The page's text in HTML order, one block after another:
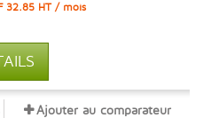
32.85 HT / mois
Ajouter au comparateur